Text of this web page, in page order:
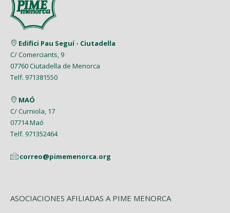
Febrero (6)
Enero (7)
Marzo (9)
Febrero (4)
Abril (6)
Febrero (7)
Enero (1)
Abril (8)
Marzo (5)
Febrero (1)
Enero (2)
Julio (2)
Junio (8)
Mayo (7)
Abril (4)
Febrero (6)
Enero (2)
Edifici Pau Seguí - Ciutadella
C/ Comerciants, 9
07760 Ciutadella de Menorca
Telf. 971381550
MAÓ
C/ Curniola, 17
07714 Maó
Telf. 971352464
correo@pimemenorca.org
ASOCIACIONES AFILIADAS A PIME MENORCA